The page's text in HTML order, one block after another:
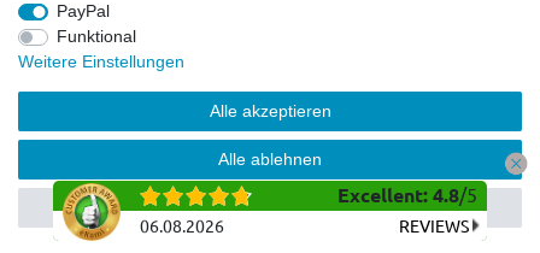
Excellent: 4.8/5
06.08.2026 REVIEWS
PayPal
Funktional
Weitere Einstellungen
Alle akzeptieren
Alle ablehnen
Auswahl akzeptieren